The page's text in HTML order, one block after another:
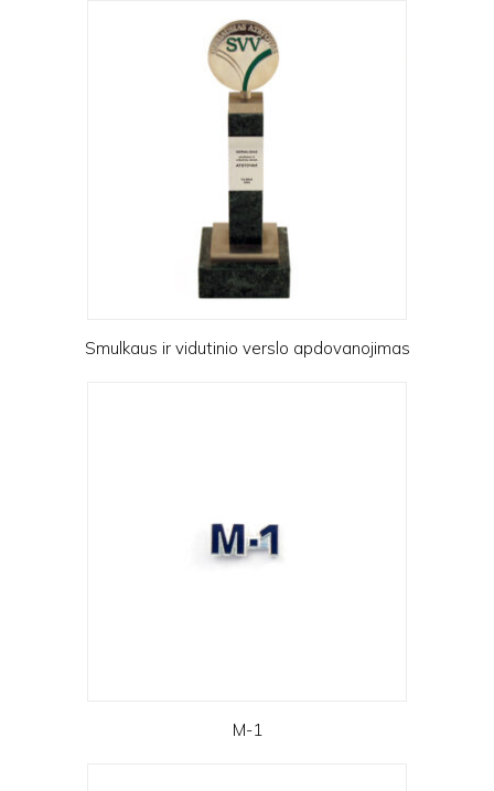
Smulkaus ir vidutinio verslo apdovanojimas
M-1